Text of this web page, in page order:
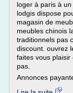
loger à paris à
lodgis dispose
magasin de
meubles chinois
traditionnels pas
discount. ouvrez
faites vous
pas.
Annonces